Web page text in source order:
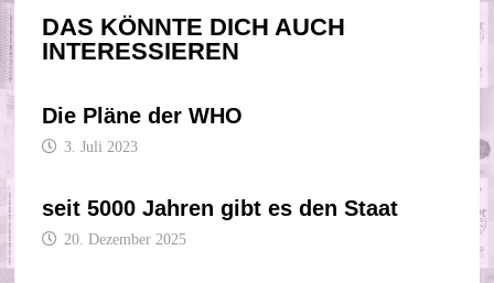
DAS KÖNNTE DICH AUCH
INTERESSIEREN
Die Pläne der WHO
3. Juli 2023
seit 5000 Jahren gibt es den Staat
20. Dezember 2025